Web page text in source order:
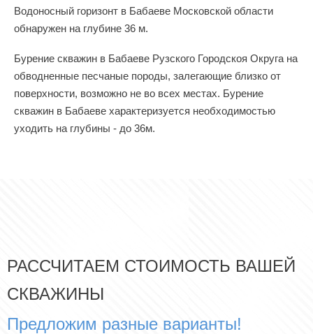
Водоносный горизонт в Бабаеве Московской области
обнаружен на глубине 36 м.
Бурение скважин в Бабаеве Рузского Городскоя Округа на
обводненные песчаные породы, залегающие близко от
поверхности, возможно не во всех местах. Бурение
скважин в Бабаеве характеризуется необходимостью
уходить на глубины - до 36м.
РАССЧИТАЕМ СТОИМОСТЬ ВАШЕЙ
СКВАЖИНЫ
Предложим разные варианты!